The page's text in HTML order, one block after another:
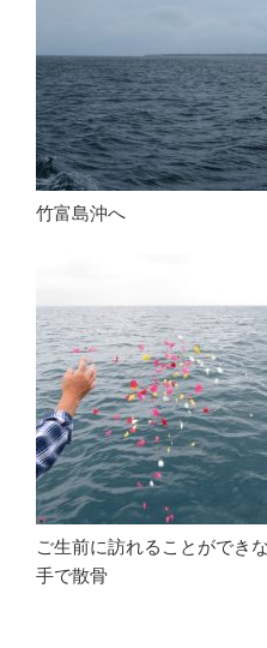
竹富島沖へ
ご生前に訪れることができ
手で散骨